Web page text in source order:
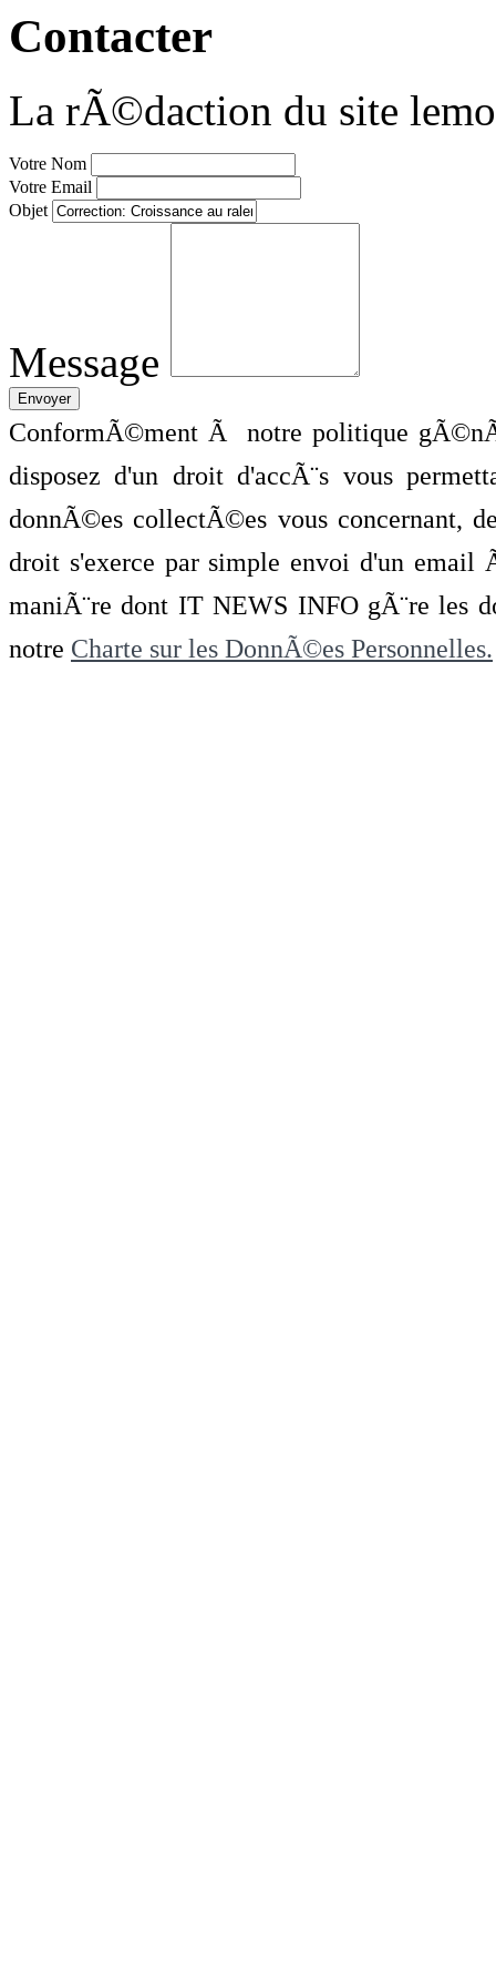
Contacter
La rÃ©daction du site
Votre Nom
Votre Email
Objet
Message
ConformÃ©ment Ã notre politique
disposez d'un droit d'accÃ¨s vous
donnÃ©es collectÃ©es vous concernant,
droit s'exerce par simple envoi d'un
maniÃ¨re dont IT NEWS INFO gÃ¨re les
notre Charte sur les DonnÃ©es Personnelles.